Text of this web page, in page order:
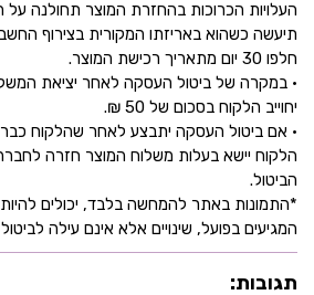
העלויות הכרוכות בהחזרת המוצר תחולנה
תיעשה כשהוא באריזתו המקורית בצירוף
חלפו 30 יום מתאריך רכישת המוצר.
• במקרה של ביטול העסקה לאחר יציאת
יחוייב הלקוח בסכום של 50 ₪.
• אם ביטול העסקה יתבצע לאחר שהלקוח
הלקוח יישא בעלות משלוח המוצר חזרה
הביטול.
*התמונות באתר להמחשה בלבד, יכולים להיות
המגיעים בפועל, שינויים אלא אינם עילה
תגובות: